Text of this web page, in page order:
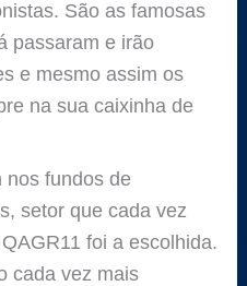
São as famosas
passaram e irão
e mesmo assim os
na sua caixinha de
nos fundos de
setor que cada vez
foi a escolhida.
cada vez mais